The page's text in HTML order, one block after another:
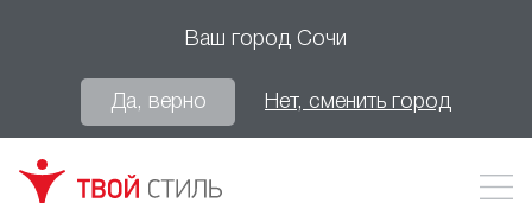
Ваш город Сочи
Да, верно Нет, сменить город